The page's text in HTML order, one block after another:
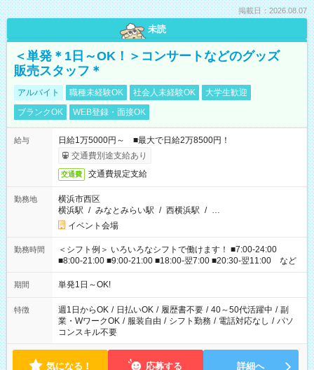
掲載日：2026.08.07
未読
＜単発＊1日～OK！＞コンサートなどのグッズ
販売スタッフ＊
アルバイト 職種未経験OK 社会人未経験OK
大学生歓迎
ブランクOK
WEB登録・面接OK
給与
日給1万5000円～ ■最大で日給2万8500円！
交通費別途支給あり
交通費 交通費規定支給
勤務地
横浜市西区
横浜駅 / みなとみらい駅 / 西横浜駅 / …
イベント会場
勤務時間
＜シフト例＞ いろいろなシフトで働けます！ ■7:00-24:00
■8:00-21:00 ■9:00-21:00 ■18:00-翌7:00 ■20:30-翌11:00 など
期間 単発1日～OK!
特徴 週1日からOK / 日払いOK / 履歴書不要 / 40～50代活躍中 / 副
業・WワークOK / 服装自由 / シフト勤務 / 電話対応なし / パソ
コンスキル不要
気になる！ 応募する 詳細へ